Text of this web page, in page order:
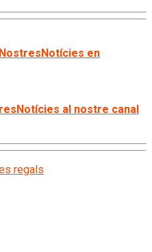
en
al nostre canal
regals